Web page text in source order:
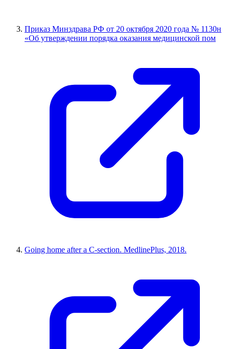
Приказ Минздрава РФ от 20 октября 2020 года № 1130н
«Об утверждении порядка оказания медицинской пом
Going home after a C-section. MedlinePlus, 2018.